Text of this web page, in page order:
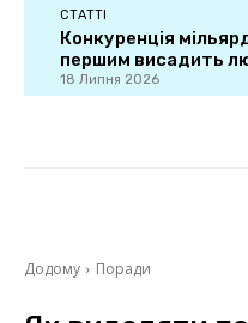
СТАТТІ
Конкуренція
першим висадить
18 Липня 2026